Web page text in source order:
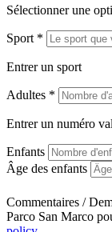
Sélectionner une
Sport *
Entrer un sport
Adultes *
Entrer un numéro
Enfants
Âge des enfants
Commentaires /
Parco San Marco